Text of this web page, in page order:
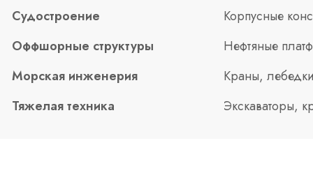
Судостроение
Корпусные
Оффшорные структуры
Нефтяные
Морская инженерия
Краны,
Тяжелая техника
Экскаваторы,